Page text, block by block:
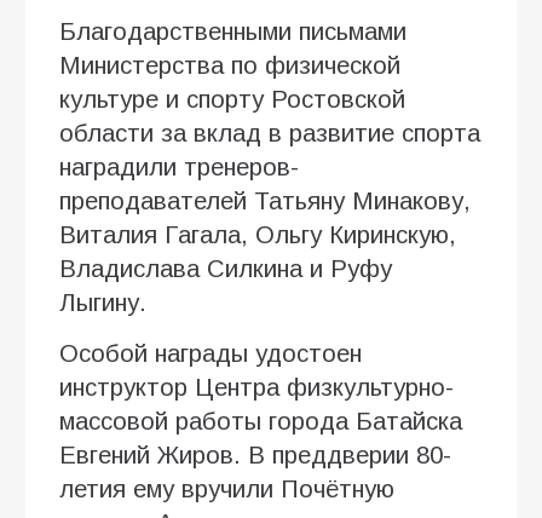
Благодарственными письмами
Министерства по физической
культуре и спорту Ростовской
области за вклад в развитие спорта
наградили тренеров-
преподавателей Татьяну Минакову,
Виталия Гагала, Ольгу Киринскую,
Владислава Силкина и Руфу
Лыгину.
Особой награды удостоен
инструктор Центра физкультурно-
массовой работы города Батайска
Евгений Жиров. В преддверии 80-
летия ему вручили Почётную